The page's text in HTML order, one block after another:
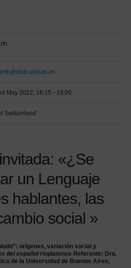
May 2022, 16:15 - 18:00
Switzerland
«¿Se
un Lenguaje
hablantes, las
social »
orígenes, variación social y
del español rioplatense Referente: Dra.
de la Universidad de Buenos Aires,